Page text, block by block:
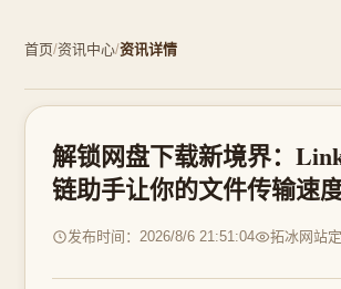
首页/资讯中心/资讯详情
解锁网盘下载新境界：
链助手让你的文件传输速
发布时间：2026/8/6 21:51:04 拓冰网站